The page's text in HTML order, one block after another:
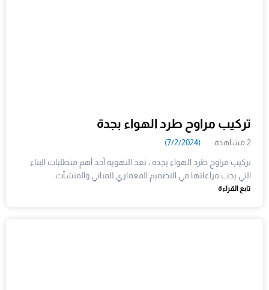
تركيب مراوح طرد الهواء بجدة
2 مشاهدة (7/2/2024)
تركيب مراوح طرد الهواء بجدة ، تعد التهوية أحد أهم متطلبات البناء
التي يجب مراعاتها في التصميم المعماري للمباني والمنشآت…
تابع القراءة